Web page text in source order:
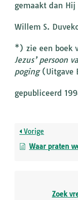
gemaakt dan
Willem S.
*) zie een boek
Jezus’ persoon
poging(Uitgave
gepubliceerd
Vorige
Waar praten
Zoek